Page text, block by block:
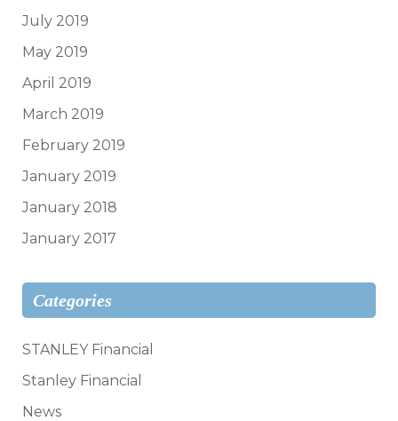
July 2019
May 2019
April 2019
March 2019
February 2019
January 2019
January 2018
January 2017
Categories
STANLEY Financial
Stanley Financial
News